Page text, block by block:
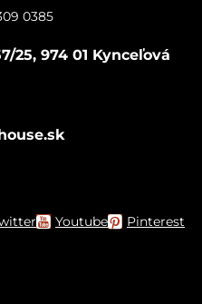
0385
25, 974 01 Kynceľová
Youtube Pinterest